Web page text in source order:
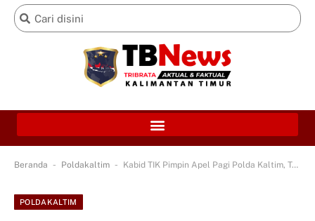
Beranda - Poldakaltim - Kabid TIK Pimpin Apel Pagi Polda Kaltim, Tekankan Disiplin Personel Jelang Peringatan HUT RI
POLDAKALTIM